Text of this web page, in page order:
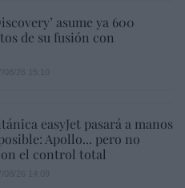
asume ya 600
de su fusión con
easyJet pasará a manos
Apollo... pero no
el control total